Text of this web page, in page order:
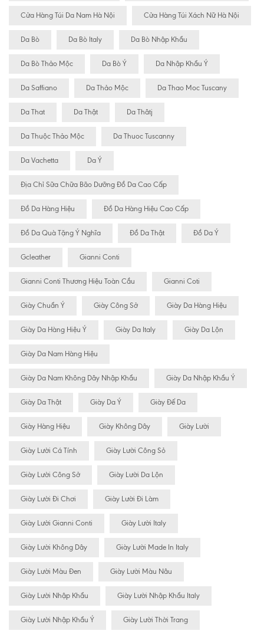
Cửa Hàng Túi Da Nam Hà Nội Cửa Hàng Túi Xách Nữ Hà Nội
Da Bò Da Bò Italy Da Bò Nhập Khẩu
Da Bò Thảo Mộc Da Bò Ý Da Nhập Khẩu Ý
Da Saffiano Da Thảo Mộc Da Thao Moc Tuscany
Da That Da Thật Da Thâtj
Da Thuộc Thảo Mộc Da Thuoc Tuscanny
Da Vachetta Da Ý
Địa Chỉ Sữa Chữa Bão Dưỡng Đồ Da Cao Cấp
Đồ Da Hàng Hiệu Đồ Da Hàng Hiệu Cao Cấp
Đồ Da Quà Tặng Ý Nghĩa Đồ Da Thật Đồ Da Ý
Gcleather Gianni Conti
Gianni Conti Thương Hiệu Toàn Cầu Gianni Coti
Giày Chuẩn Ý Giày Công Sở Giày Da Hàng Hiệu
Giày Da Hàng Hiệu Ý Giày Da Italy Giày Da Lộn
Giày Da Nam Hàng Hiệu
Giày Da Nam Không Dây Nhập Khẩu Giày Da Nhập Khẩu Ý
Giày Da Thật Giày Da Ý Giày Đế Da
Giày Hàng Hiệu Giày Không Dây Giày Lười
Giày Lười Cá Tính Giày Lười Công Sỏ
Giày Lười Công Sở Giày Lười Da Lộn
Giày Lười Đi Chơi Giày Lười Đi Làm
Giày Lười Gianni Conti Giày Lười Italy
Giày Lười Không Dây Giày Lười Made In Italy
Giày Lười Màu Đen Giày Lười Màu Nâu
Giày Lười Nhập Khẩu Giày Lười Nhập Khẩu Italy
Giày Lười Nhập Khẩu Ý Giày Lười Thời Trang